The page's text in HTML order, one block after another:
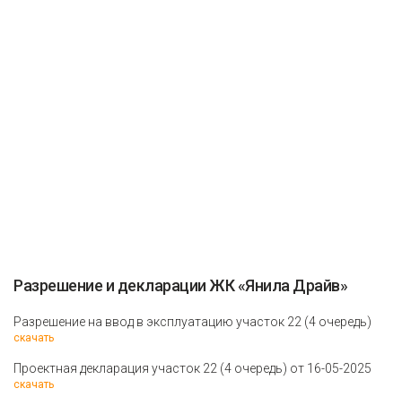
Разрешение и декларации ЖК «Янила Драйв»
Разрешение на ввод в эксплуатацию участок 22 (4 очередь)
скачать
Проектная декларация участок 22 (4 очередь) от 16-05-2025
скачать